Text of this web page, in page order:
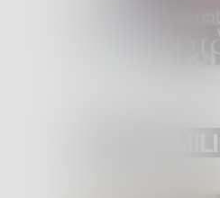
POST SIMILI